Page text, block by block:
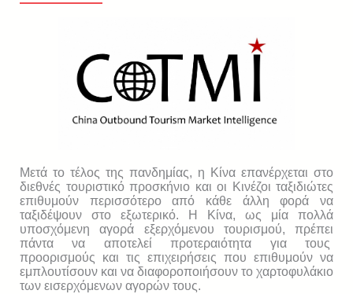
Μετά το τέλος της πανδημίας, η Κίνα επανέρχεται στο
διεθνές τουριστικό προσκήνιο και οι Κινέζοι ταξιδιώτες
επιθυμούν περισσότερο από κάθε άλλη φορά να
ταξιδέψουν στο εξωτερικό. Η Κίνα, ως μία πολλά
υποσχόμενη αγορά εξερχόμενου τουρισμού, πρέπει
πάντα να αποτελεί προτεραιότητα για τους
προορισμούς και τις επιχειρήσεις που επιθυμούν να
εμπλουτίσουν και να διαφοροποιήσουν το χαρτοφυλάκιο
των εισερχόμενων αγορών τους.